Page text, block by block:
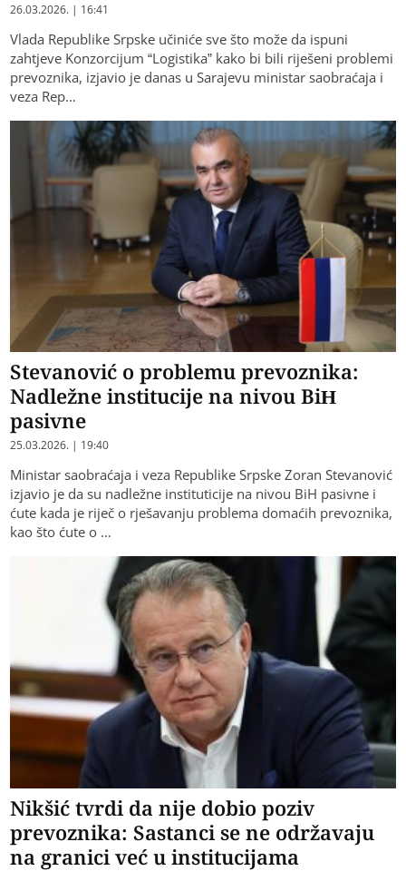
26.03.2026. | 16:41
Vlada Republike Srpske učiniće sve što može da ispuni
zahtjeve Konzorcijum “Logistika” kako bi bili riješeni problemi
prevoznika, izjavio je danas u Sarajevu ministar saobraćaja i
veza Rep…
Stevanović o problemu prevoznika:
Nadležne institucije na nivou BiH
pasivne
25.03.2026. | 19:40
Ministar saobraćaja i veza Republike Srpske Zoran Stevanović
izjavio je da su nadležne instituticije na nivou BiH pasivne i
ćute kada je riječ o rješavanju problema domaćih prevoznika,
kao što ćute o …
Nikšić tvrdi da nije dobio poziv
prevoznika: Sastanci se ne održavaju
na granici već u institucijama